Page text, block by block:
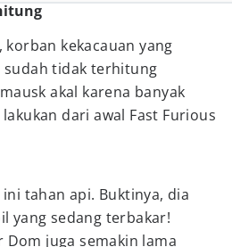
kekacauan yang
sudah tidak terhitung
akal karena banyak
dari awal Fast Furious
tahan api. Buktinya, dia
yang sedang terbakar!
juga semakin lama